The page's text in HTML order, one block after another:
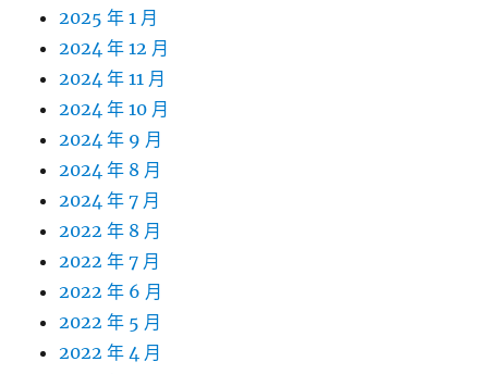
2025 年 1 月
2024 年 12 月
2024 年 11 月
2024 年 10 月
2024 年 9 月
2024 年 8 月
2024 年 7 月
2022 年 8 月
2022 年 7 月
2022 年 6 月
2022 年 5 月
2022 年 4 月